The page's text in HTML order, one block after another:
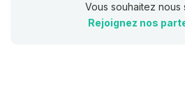
Vous souhaitez nous
Rejoignez nos